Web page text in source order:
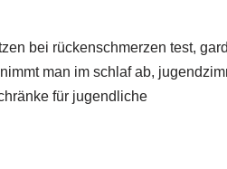
bei rückenschmerzen test,
man im schlaf ab,
für jugendliche